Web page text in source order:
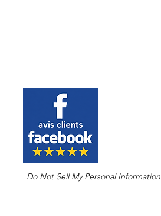
Do Not Sell My Personal Information